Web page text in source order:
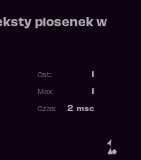
piosenek w
1.
Ost.:
Max:
2 msc
Czas: